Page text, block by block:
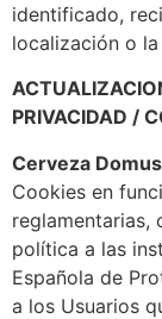
identificado,
localización o
PRIVACIDAD /
Cerveza
Cookies en
reglamentarias,
política a las
Española de
a los Usuarios